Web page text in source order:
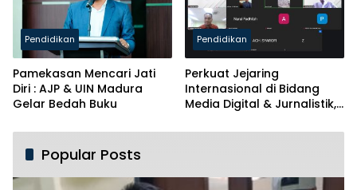
Pendidikan
Pamekasan Mencari Jati
Diri : AJP & UIN Madura
Gelar Bedah Buku
Pendidikan
Perkuat Jejaring
Internasional di Bidang
Media Digital & Jurnalistik,
MoU dengan ANG Mesir
Popular Posts